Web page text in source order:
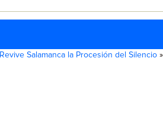
Revive Salamanca la Procesión del Silencio »